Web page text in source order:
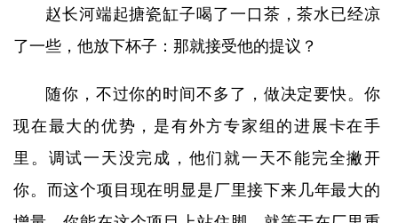
赵长河端起搪瓷缸子喝了一口茶，茶水已经凉
了一些，他放下杯子：那就接受他的提议？
随你，不过你的时间不多了，做决定要快。你
现在最大的优势，是有外方专家组的进展卡在手
里。调试一天没完成，他们就一天不能完全撇开
你。而这个项目现在明显是厂里接下来几年最大的